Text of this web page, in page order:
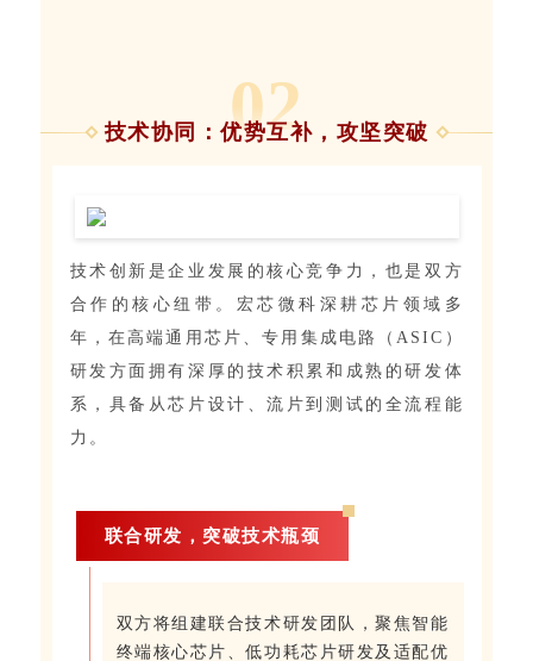
02
技术协同：优势互补，攻坚突破
技术创新是企业发展的核心竞争力，也是双方
合作的核心纽带。宏芯微科深耕芯片领域多
年，在高端通用芯片、专用集成电路（ASIC）
研发方面拥有深厚的技术积累和成熟的研发体
系，具备从芯片设计、流片到测试的全流程能
力。
联合研发，突破技术瓶颈
双方将组建联合技术研发团队，聚焦智能
终端核心芯片、低功耗芯片研发及适配优